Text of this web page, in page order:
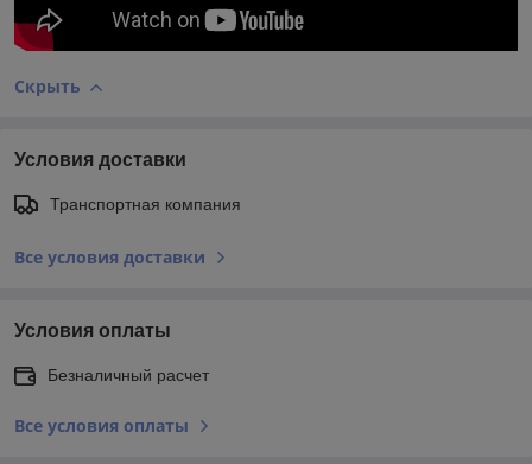
Скрыть
Условия доставки
Транспортная компания
Все условия доставки
Условия оплаты
Безналичный расчет
Все условия оплаты